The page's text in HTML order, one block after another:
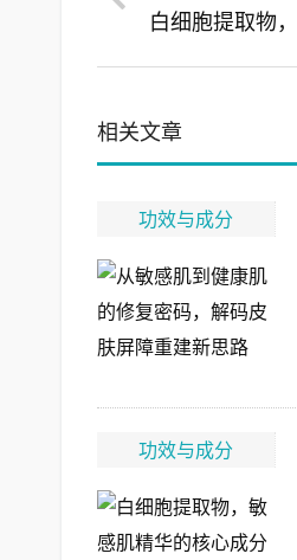
相关文章
功效与成分
功效与成分